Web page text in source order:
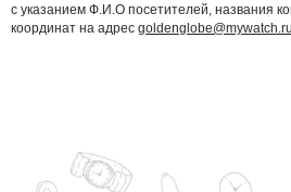
с указанием Ф.И.О посетителей, названия
координат на адрес goldenglobe@mywatch.ru